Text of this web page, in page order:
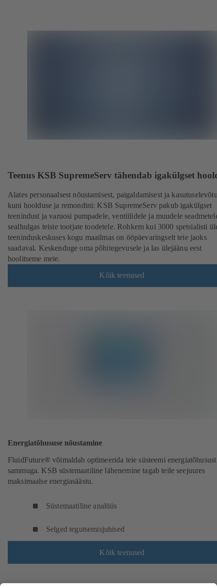
Teenus KSB SupremeServ tähendab igakülgset
Alates personaalsest nõustamisest, paigaldamisest ja
kuni hoolduse ja remondini: KSB SupremeServ pakub igakülgset
teenindust ja varuosi pumpadele, ventiilidele ja muudele
sealhulgas teiste tootjate toodetele. Rohkem kui 3000 spetsialisti
teeninduskeskuses kogu maailmas on ööpäevaringselt teie jaoks
saadaval. Keskenduge oma põhitegevusele ja las ülejäänu eest
hoolitseme meie.
Kõik teenused
Energiatõhususe nõustamine
FluidFuture® võimaldab optimeerida teie süsteemi
sammuga. KSB süstemaatiline lähenemine tagab teile seejuures
maksimaalse energiasäästu.
Süstemaatiline analüüs
Selged tegutsemisjuhised
Kõik teenused